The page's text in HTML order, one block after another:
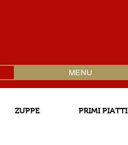
MENU
ZUPPE PRIMI PIATTI